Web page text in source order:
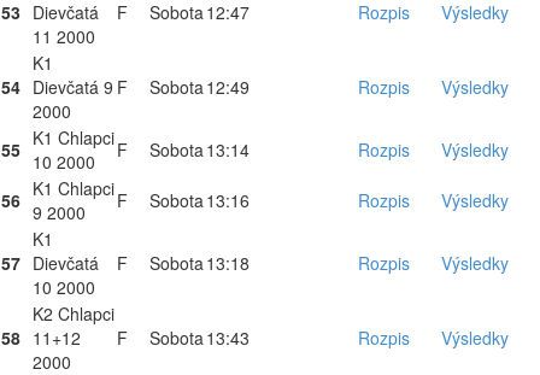
53 Dievčatá
11 2000
F Sobota12:47 Rozpis Výsledky
54
K1
Dievčatá 9
2000
F Sobota12:49 Rozpis Výsledky
55 K1 Chlapci
10 2000
F Sobota13:14 Rozpis Výsledky
56 K1 Chlapci
9 2000
F Sobota13:16 Rozpis Výsledky
57
K1
Dievčatá
10 2000
F Sobota13:18 Rozpis Výsledky
58
K2 Chlapci
11+12
2000
F Sobota13:43 Rozpis Výsledky